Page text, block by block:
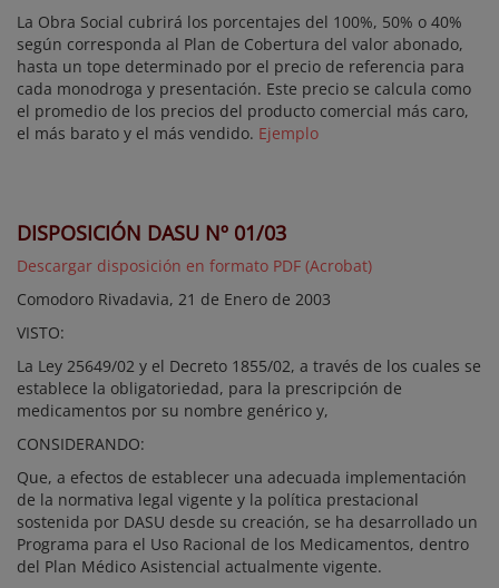
La Obra Social cubrirá los porcentajes del 100%, 50% o 40%
según corresponda al Plan de Cobertura del valor abonado,
hasta un tope determinado por el precio de referencia para
cada monodroga y presentación. Este precio se calcula como
el promedio de los precios del producto comercial más caro,
el más barato y el más vendido. Ejemplo
DISPOSICIÓN DASU Nº 01/03
Descargar disposición en formato PDF (Acrobat)
Comodoro Rivadavia, 21 de Enero de 2003
VISTO:
La Ley 25649/02 y el Decreto 1855/02, a través de los cuales se
establece la obligatoriedad, para la prescripción de
medicamentos por su nombre genérico y,
CONSIDERANDO:
Que, a efectos de establecer una adecuada implementación
de la normativa legal vigente y la política prestacional
sostenida por DASU desde su creación, se ha desarrollado un
Programa para el Uso Racional de los Medicamentos, dentro
del Plan Médico Asistencial actualmente vigente.